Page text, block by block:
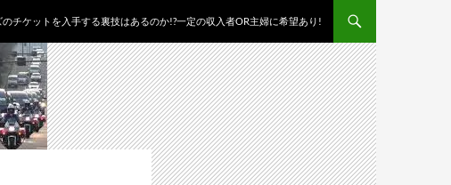
のチケットを入手する裏技はあるのか!?一定の収入者OR主婦に希望あり!